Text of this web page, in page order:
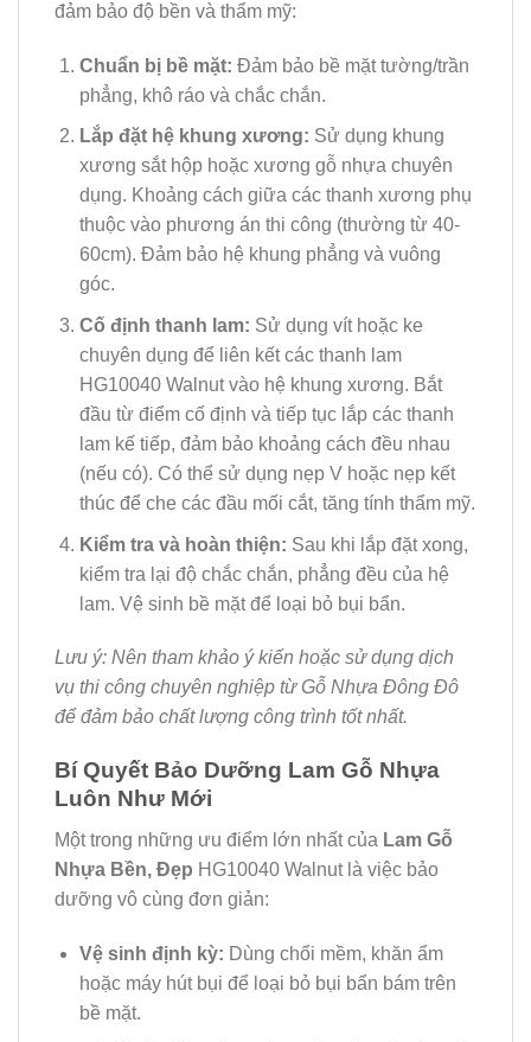
đảm bảo độ bền và thẩm mỹ:
Chuẩn bị bề mặt: Đảm bảo bề mặt tường/trần
phẳng, khô ráo và chắc chắn.
Lắp đặt hệ khung xương: Sử dụng khung
xương sắt hộp hoặc xương gỗ nhựa chuyên
dụng. Khoảng cách giữa các thanh xương phụ
thuộc vào phương án thi công (thường từ 40-
60cm). Đảm bảo hệ khung phẳng và vuông
góc.
Cố định thanh lam: Sử dụng vít hoặc ke
chuyên dụng để liên kết các thanh lam
HG10040 Walnut vào hệ khung xương. Bắt
đầu từ điểm cố định và tiếp tục lắp các thanh
lam kế tiếp, đảm bảo khoảng cách đều nhau
(nếu có). Có thể sử dụng nẹp V hoặc nẹp kết
thúc để che các đầu mối cắt, tăng tính thẩm mỹ.
Kiểm tra và hoàn thiện: Sau khi lắp đặt xong,
kiểm tra lại độ chắc chắn, phẳng đều của hệ
lam. Vệ sinh bề mặt để loại bỏ bụi bẩn.
Lưu ý: Nên tham khảo ý kiến hoặc sử dụng dịch
vụ thi công chuyên nghiệp từ Gỗ Nhựa Đông Đô
để đảm bảo chất lượng công trình tốt nhất.
Bí Quyết Bảo Dưỡng Lam Gỗ Nhựa
Luôn Như Mới
Một trong những ưu điểm lớn nhất của Lam Gỗ
Nhựa Bền, Đẹp HG10040 Walnut là việc bảo
dưỡng vô cùng đơn giản:
Vệ sinh định kỳ: Dùng chổi mềm, khăn ẩm
hoặc máy hút bụi để loại bỏ bụi bẩn bám trên
bề mặt.